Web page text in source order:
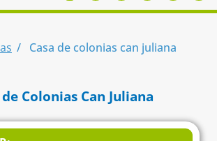
Casa de colonias can juliana
de Colonias Can Juliana